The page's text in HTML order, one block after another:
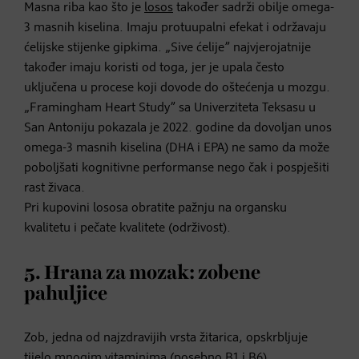
Masna riba kao što je losos također sadrži obilje omega-
3 masnih kiselina. Imaju protuupalni efekat i održavaju
ćelijske stijenke gipkima. „Sive ćelije” najvjerojatnije
također imaju koristi od toga, jer je upala često
uključena u procese koji dovode do oštećenja u mozgu.
„Framingham Heart Study” sa Univerziteta Teksasu u
San Antoniju pokazala je 2022. godine da dovoljan unos
omega-3 masnih kiselina (DHA i EPA) ne samo da može
poboljšati kognitivne performanse nego čak i pospješiti
rast živaca.
Pri kupovini lososa obratite pažnju na organsku
kvalitetu i pečate kvalitete (održivost).
5. Hrana za mozak: zobene
pahuljice
Zob, jedna od najzdravijih vrsta žitarica, opskrbljuje